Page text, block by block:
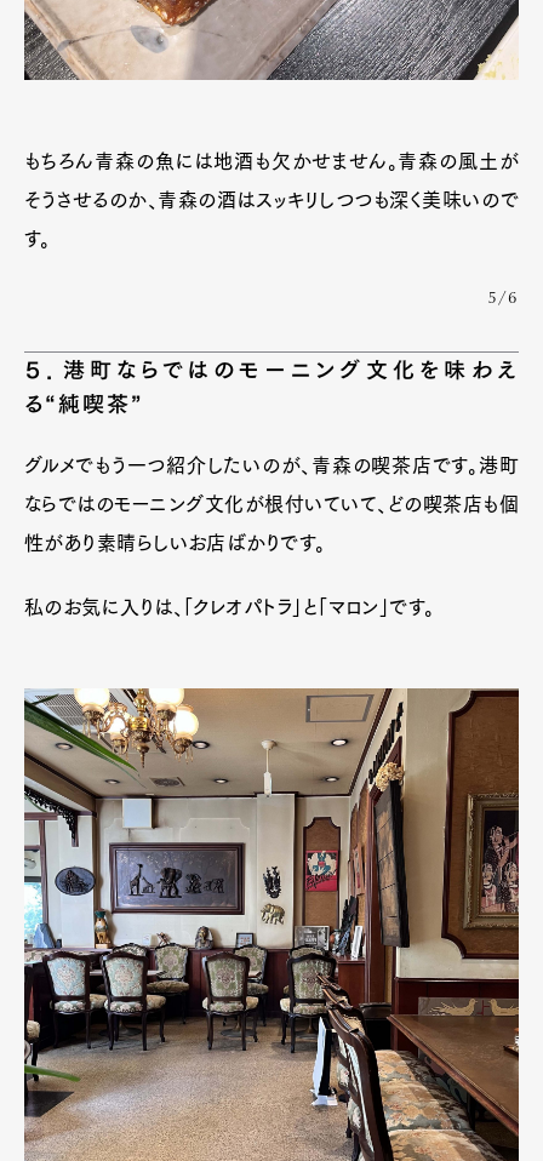
もちろん青森の魚には地酒も欠かせません。青森の風土が
そうさせるのか、青森の酒はスッキリしつつも深く美味いので
す。
5/6
５．港町ならではのモーニング文化を味わえ
る“純喫茶”
グルメでもう一つ紹介したいのが、青森の喫茶店です。港町
ならではのモーニング文化が根付いていて、どの喫茶店も個
性があり素晴らしいお店ばかりです。
私のお気に入りは、「クレオパトラ」と「マロン」です。